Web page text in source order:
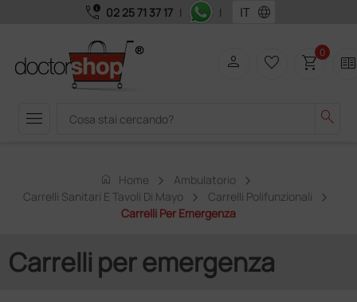
call_quality 02 25 71 37 17 | | language
menu search
person favorite_border shopping_cart0 two_pager
home Home
Ambulatorio
Carrelli Sanitari E Tavoli Di Mayo
Carrelli Polifunzionali
Carrelli Per Emergenza
Carrelli per emergenza